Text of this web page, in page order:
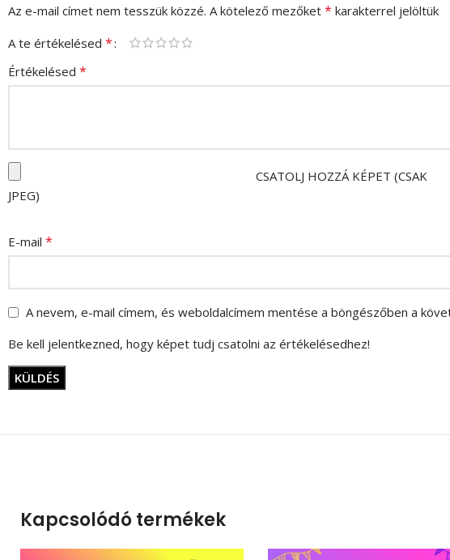
Az e-mail címet nem tesszük közzé. A kötelező mezőket * karakterrel jelöltük
A te értékelésed *
Értékelésed *
CSATOLJ HOZZÁ KÉPET (CSAK
JPEG)
E-mail *
A nevem, e-mail címem, és weboldalcímem mentése a böngészőben a
Be kell jelentkezned, hogy képet tudj csatolni az értékelésedhez!
Kapcsolódó termékek